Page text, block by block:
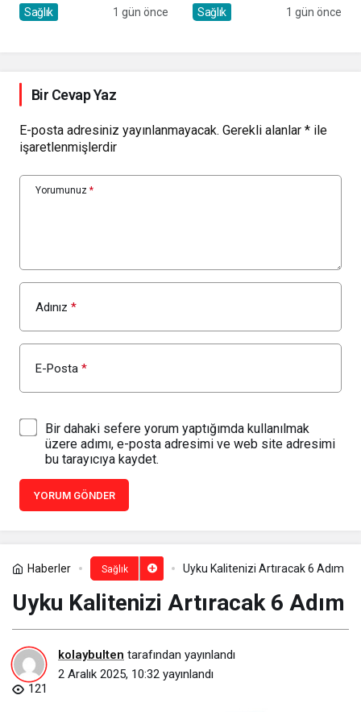
Yöntemle Tedavi Edildi
Sağlık 1 gün önce
kurtarıyor
Sağlık 1 gün önce
Bir Cevap Yaz
E-posta adresiniz yayınlanmayacak. Gerekli alanlar * ile
işaretlenmişlerdir
Yorumunuz *
Adınız *
E-Posta *
Bir dahaki sefere yorum yaptığımda kullanılmak
üzere adımı, e-posta adresimi ve web site adresimi
bu tarayıcıya kaydet.
YORUM GÖNDER
Haberler Sağlık Uyku Kalitenizi Artıracak 6 Adım
Uyku Kalitenizi Artıracak 6 Adım
kolaybulten tarafından yayınlandı
2 Aralık 2025, 10:32 yayınlandı
121